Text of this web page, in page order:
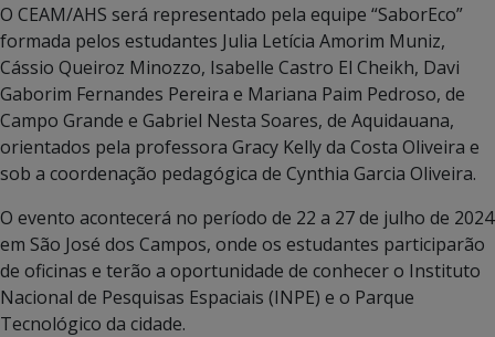
O CEAM/AHS será representado pela equipe “SaborEco”
formada pelos estudantes Julia Letícia Amorim Muniz,
Cássio Queiroz Minozzo, Isabelle Castro El Cheikh, Davi
Gaborim Fernandes Pereira e Mariana Paim Pedroso, de
Campo Grande e Gabriel Nesta Soares, de Aquidauana,
orientados pela professora Gracy Kelly da Costa Oliveira e
sob a coordenação pedagógica de Cynthia Garcia Oliveira.
O evento acontecerá no período de 22 a 27 de julho de 2024
em São José dos Campos, onde os estudantes participarão
de oficinas e terão a oportunidade de conhecer o Instituto
Nacional de Pesquisas Espaciais (INPE) e o Parque
Tecnológico da cidade.